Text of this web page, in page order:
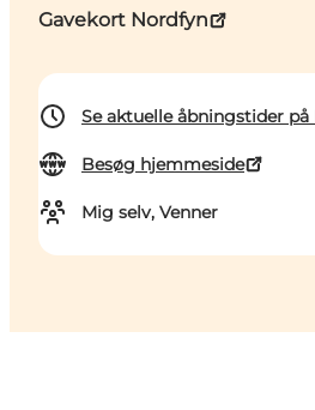
Gavekort Nordfyn
Se aktuelle åbningstider på
Besøg hjemmeside
Mig selv, Venner